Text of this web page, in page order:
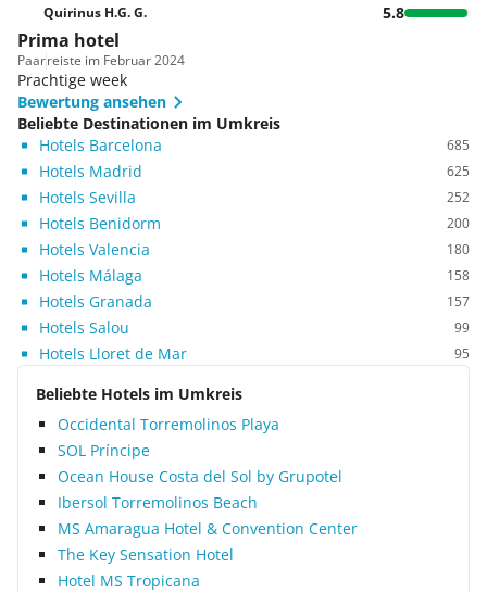
Quirinus H.G. G. 5.8
Prima hotel
Paarreiste im Februar 2024
Prachtige week
Bewertung ansehen
Beliebte Destinationen im Umkreis
Hotels Barcelona
685
Hotels Madrid 625
Hotels Sevilla 252
Hotels Benidorm 200
Hotels Valencia 180
Hotels Málaga 158
Hotels Granada 157
Hotels Salou 99
Hotels Lloret de Mar 95
Beliebte Hotels im Umkreis
Occidental Torremolinos Playa
SOL Príncipe
Ocean House Costa del Sol by Grupotel
Ibersol Torremolinos Beach
MS Amaragua Hotel & Convention Center
The Key Sensation Hotel
Hotel MS Tropicana